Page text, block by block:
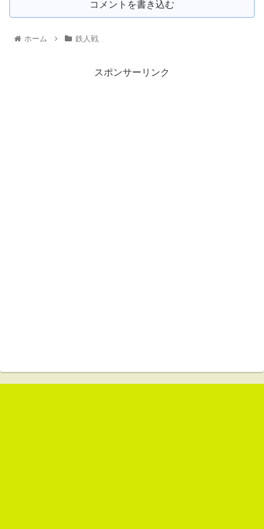
コメントを書き込む
ホーム 鉄人戦
スポンサーリンク